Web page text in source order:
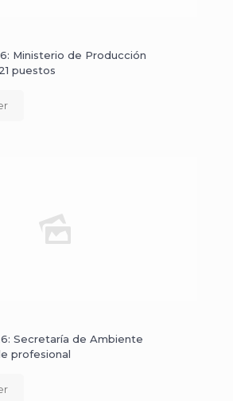
Ministerio de Producción
puestos
Secretaría de Ambiente
profesional